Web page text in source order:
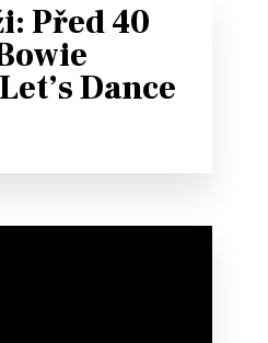
Před 40
Dance